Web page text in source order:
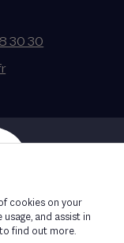
30 30
cookies on your
and assist in
find out more.